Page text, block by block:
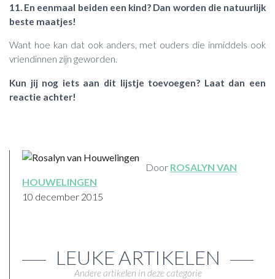
11. En eenmaal beiden een kind? Dan worden die natuurlijk
beste maatjes!
Want hoe kan dat ook anders, met ouders die inmiddels ook
vriendinnen zijn geworden.
Kun jij nog iets aan dit lijstje toevoegen? Laat dan een
reactie achter!
Door ROSALYN VAN
HOUWELINGEN
10 december 2015
LEUKE ARTIKELEN
Andere artikelen in deze categorie